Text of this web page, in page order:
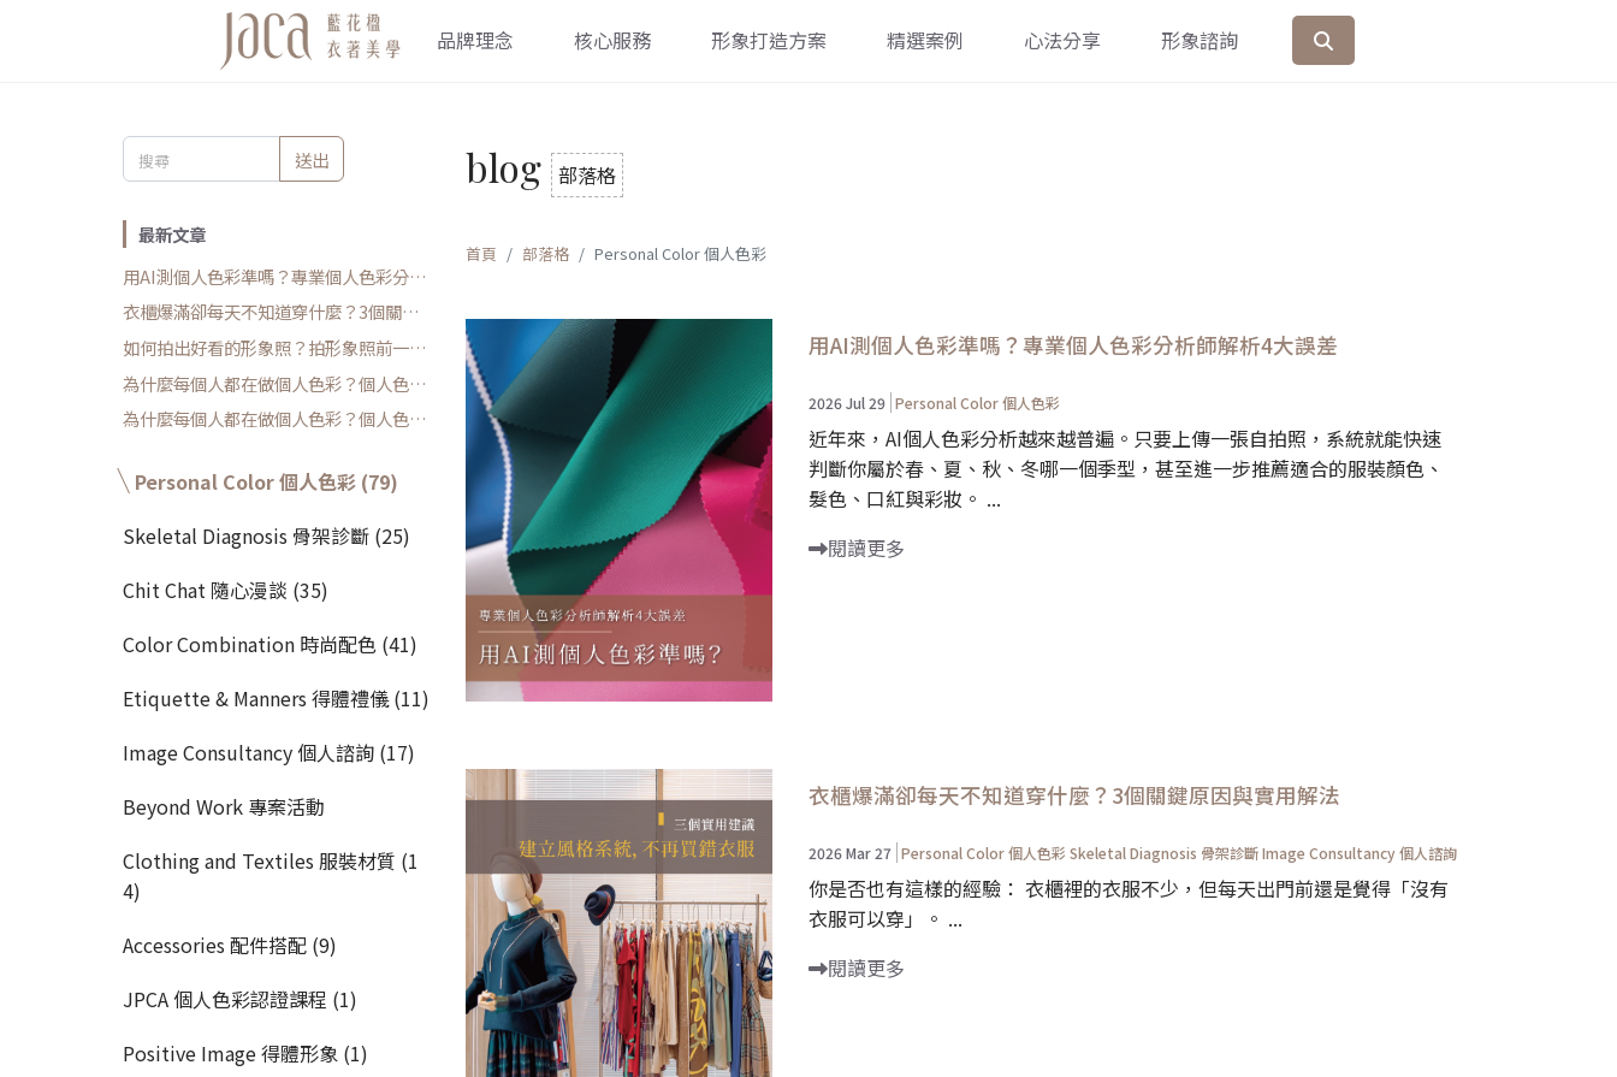
品牌理念 核心服務 形象打造方案 精選案例 心法分享 形象諮詢
送出
最新文章
用AI測個人色彩準嗎？專業個人色彩分析
師解析4大誤差
衣櫃爆滿卻每天不知道穿什麼？3個關鍵
原因與實用解法
如何拍出好看的形象照？拍形象照前一定
要做的事
為什麼每個人都在做個人色彩？個人色彩
診斷全指南 (下篇)
為什麼每個人都在做個人色彩？個人色彩
Personal Color 個人色彩 (79)
Skeletal Diagnosis 骨架診斷 (25)
Chit Chat 隨心漫談 (35)
Color Combination 時尚配色 (41)
Etiquette & Manners 得體禮儀 (11)
Image Consultancy 個人諮詢 (17)
Beyond Work 專案活動
Clothing and Textiles 服裝材質 (1
4)
Accessories 配件搭配 (9)
JPCA 個人色彩認證課程 (1)
Positive Image 得體形象 (1)
blog 部落格
首頁 部落格 Personal Color 個人色彩
用AI測個人色彩準嗎？專業個人色彩分析師解析4大誤差
2026 Jul 29 Personal Color 個人色彩
近年來，AI個人色彩分析越來越普遍。只要上傳一張自拍照，系統就能快速
判斷你屬於春、夏、秋、冬哪一個季型，甚至進一步推薦適合的服裝顏色、
髮色、口紅與彩妝。 ...
閱讀更多
衣櫃爆滿卻每天不知道穿什麼？3個關鍵原因與實用解法
2026 Mar 27 Personal Color 個人色彩 Skeletal Diagnosis 骨架診斷Image Consultancy 個人諮詢
你是否也有這樣的經驗： 衣櫃裡的衣服不少，但每天出門前還是覺得「沒有
衣服可以穿」。 ...
閱讀更多